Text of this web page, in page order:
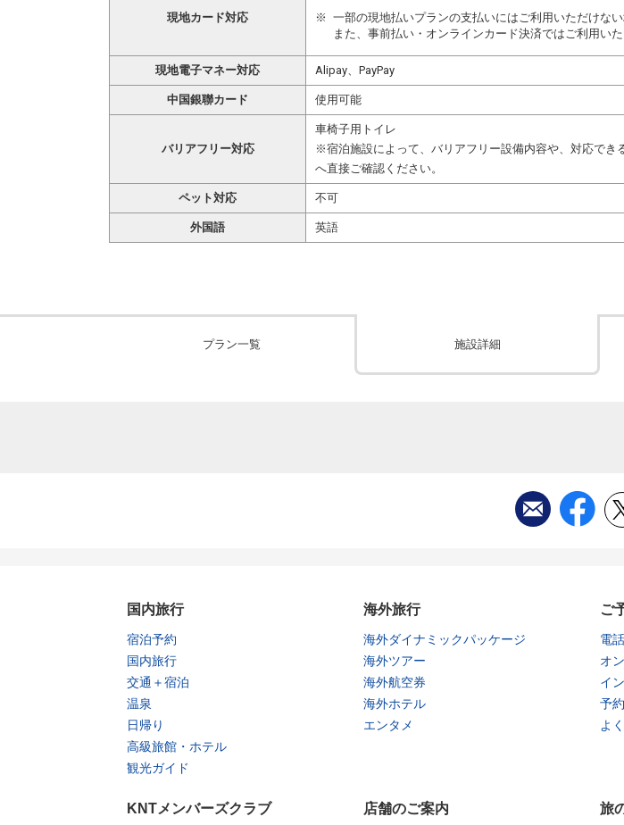
現地カード対応
一部の現地払いプランの支払いにはご利用いただけない
また、事前払い・オンラインカード決済ではご利用い
現地電子マネー対応 Alipay、PayPay
中国銀聯カード 使用可能
バリアフリー対応
車椅子用トイレ
※宿泊施設によって、バリアフリー設備内容や、対応で
へ直接ご確認ください。
ペット対応 不可
外国語 英語
プラン一覧 施設詳細
国内旅行
宿泊予約
国内旅行
交通＋宿泊
温泉
日帰り
高級旅館・ホテル
観光ガイド
海外旅行
海外ダイナミックパッケージ
海外ツアー
海外航空券
海外ホテル
エンタメ
ご
電
オ
イ
予
よ
KNTメンバーズクラブ 店舗のご案内 旅